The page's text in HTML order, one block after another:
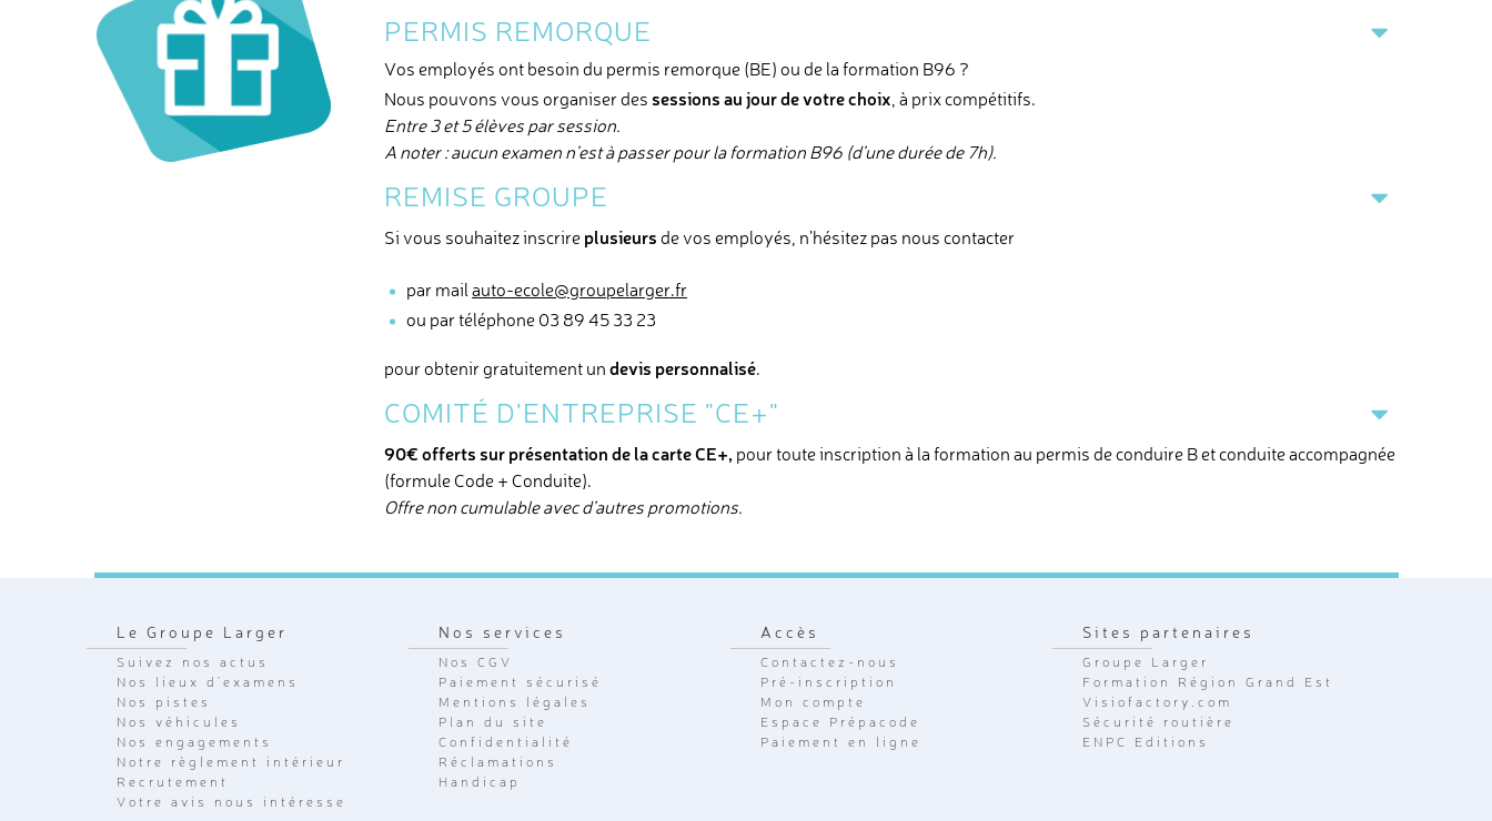
PERMIS REMORQUE
Vos employés ont besoin du permis remorque (BE) ou de la formation B96 ?
Nous pouvons vous organiser des sessions au jour de votre choix, à prix compétitifs.
Entre 3 et 5 élèves par session.
A noter : aucun examen n’est à passer pour la formation B96 (d’une durée de 7h).
REMISE GROUPE
Si vous souhaitez inscrire plusieurs de vos employés, n’hésitez pas nous contacter
par mailauto-ecole@groupelarger.fr
ou par téléphone 03 89 45 33 23
pour obtenir gratuitement un devis personnalisé.
COMITÉ D'ENTREPRISE "CE+"
90€ offerts sur présentation de la carte CE+, pour toute inscription à la formation au permis de conduire B et conduite accompagnée
(formule Code + Conduite).
Offre non cumulable avec d’autres promotions.
Le Groupe Larger
Suivez nos actus
Nos lieux d'examens
Nos pistes
Nos véhicules
Nos engagements
Notre règlement intérieur
Recrutement
Votre avis nous intéresse
Nos services
Nos CGV
Paiement sécurisé
Mentions légales
Plan du site
Confidentialité
Réclamations
Handicap
Accès
Contactez-nous
Pré-inscription
Mon compte
Espace Prépacode
Paiement en ligne
Sites partenaires
Groupe Larger
Formation Région Grand Est
Visiofactory.com
Sécurité routière
ENPC Editions